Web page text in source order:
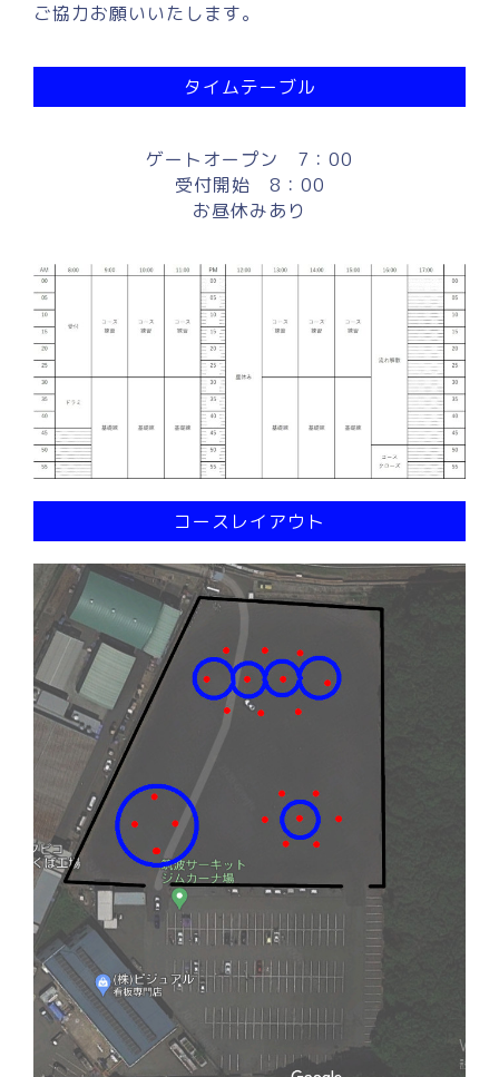
ご協力お願いいたします。
タイムテーブル
ゲートオープン 7：00
受付開始 8：00
お昼休みあり
コースレイアウト